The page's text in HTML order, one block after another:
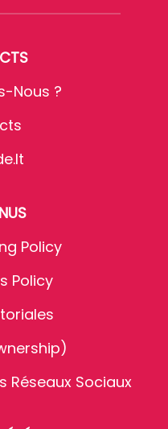
Nous ?
Policy
Policy
Réseaux Sociaux